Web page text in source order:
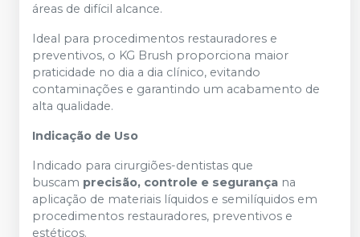
áreas de difícil alcance.
Ideal para procedimentos restauradores e
preventivos, o KG Brush proporciona maior
praticidade no dia a dia clínico, evitando
contaminações e garantindo um acabamento de
alta qualidade.
Indicação de Uso
Indicado para cirurgiões-dentistas que
buscam precisão, controle e segurança na
aplicação de materiais líquidos e semilíquidos em
procedimentos restauradores, preventivos e
estéticos.